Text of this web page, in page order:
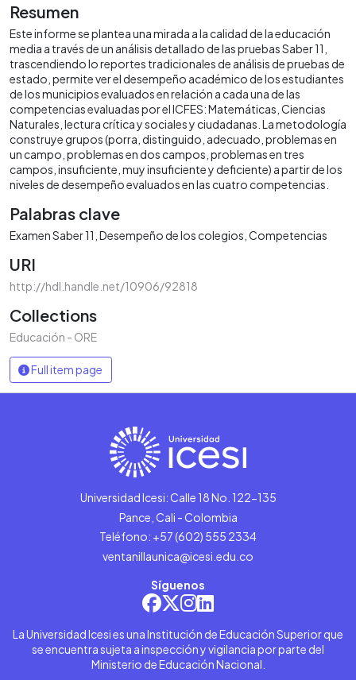
Resumen
Este informe se plantea una mirada a la calidad de la educación
media a través de un análisis detallado de las pruebas Saber 11,
trascendiendo lo reportes tradicionales de análisis de pruebas de
estado, permite ver el desempeño académico de los estudiantes
de los municipios evaluados en relación a cada una de las
competencias evaluadas por el ICFES: Matemáticas, Ciencias
Naturales, lectura crítica y sociales y ciudadanas. La metodología
construye grupos (porra, distinguido, adecuado, problemas en
un campo, problemas en dos campos, problemas en tres
campos, insuficiente, muy insuficiente y deficiente) a partir de los
niveles de desempeño evaluados en las cuatro competencias.
Palabras clave
Examen Saber 11 Desempeño de los colegios Competencias
URI
http://hdl.handle.net/10906/92818
Collections
Educación - ORE
Full item page
Universidad Icesi: Calle 18 No. 122-135
Pance, Cali - Colombia
Teléfono: +57 (602) 555 2334
ventanillaunica@icesi.edu.co
Síguenos
La Universidad Icesi es una Institución de Educación Superior que
se encuentra sujeta a inspección y vigilancia por parte del
Ministerio de Educación Nacional.